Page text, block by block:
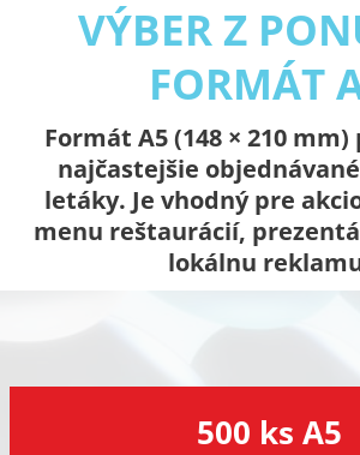
VÝBER Z
FORMÁT
Formát A5 (148 × 210
najčastejšie
letáky. Je vhodný pre
menu reštaurácií,
lokálnu
500 ks A5